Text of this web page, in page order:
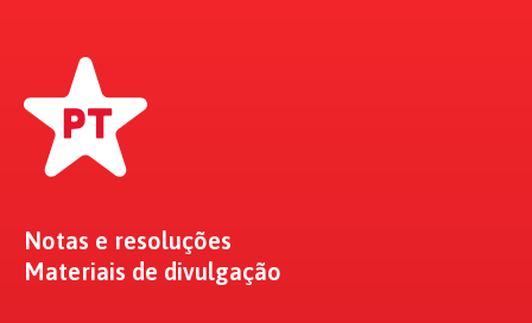
Notas e resoluções
Materiais de divulgação